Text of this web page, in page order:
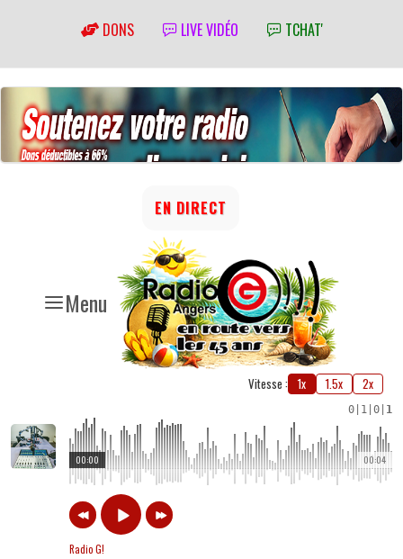
DONS LIVE VIDÉO TCHAT'
Menu
EN DIRECT
Vitesse : 1x 1.5x 2x
0 1 0 1
00:04
00:00
Radio G!